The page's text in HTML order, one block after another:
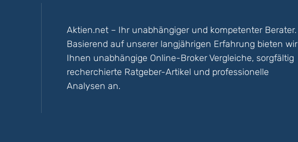
Aktien.net – Ihr unabhängiger und kompetenter Berater.
Basierend auf unserer langjährigen Erfahrung bieten wir
Ihnen unabhängige Online-Broker Vergleiche, sorgfältig
recherchierte Ratgeber-Artikel und professionelle
Analysen an.